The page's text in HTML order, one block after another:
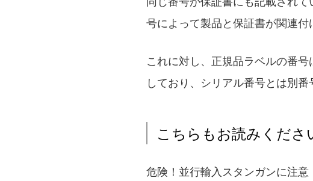
号によって製品と保証書が関連付
これに対し、正規品ラベルの番
しており、シリアル番号とは別番
こちらもお読みくださ
危険！並行輸入スタンガンに注意